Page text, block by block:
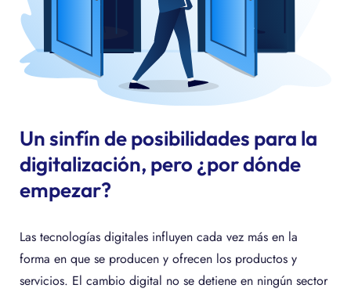
Un sinfín de posibilidades para la
digitalización, pero ¿por dónde
empezar?
Las tecnologías digitales influyen cada vez más en la
forma en que se producen y ofrecen los productos y
servicios. El cambio digital no se detiene en ningún sector